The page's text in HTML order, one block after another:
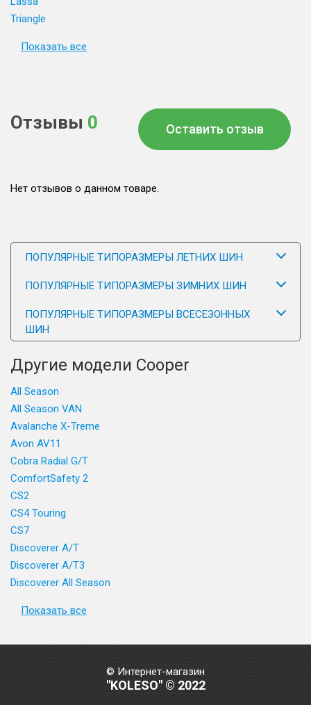
Triangle
Показать все
Отзывы 0 Оставить отзыв
Нет отзывов о данном товаре.
ПОПУЛЯРНЫЕ ТИПОРАЗМЕРЫ ЛЕТНИХ ШИН
ПОПУЛЯРНЫЕ ТИПОРАЗМЕРЫ ЗИМНИХ ШИН
ПОПУЛЯРНЫЕ ТИПОРАЗМЕРЫ ВСЕСЕЗОННЫХ
ШИН
Другие модели Cooper
All Season
All Season VAN
Avalanche X-Treme
Avon AV11
Cobra Radial G/T
ComfortSafety 2
CS2
CS4 Touring
CS7
Discoverer A/T
Discoverer A/T3
Discoverer All Season
Показать все
© Интернет-магазин
"KOLESO" © 2022